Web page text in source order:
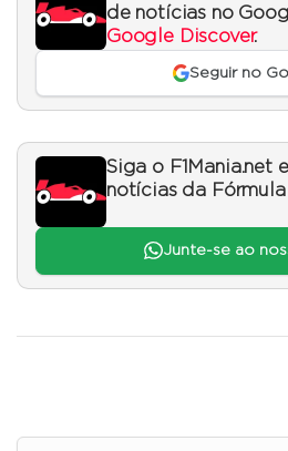
de notícias no
Google Discover.
Seguir no
Siga o F1Mania.net
notícias da
Junte-se ao